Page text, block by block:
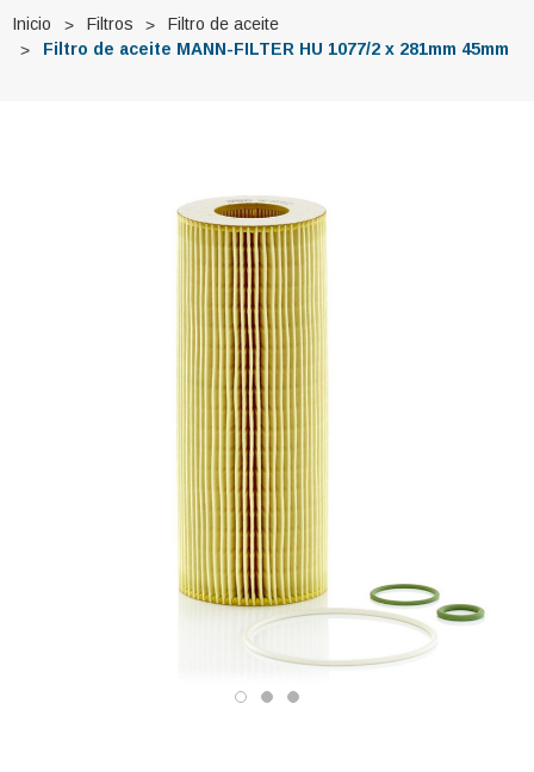
Inicio Filtros
Filtro de aceite
Filtro de aceite MANN-FILTER HU 1077/2 x 281mm 45mm